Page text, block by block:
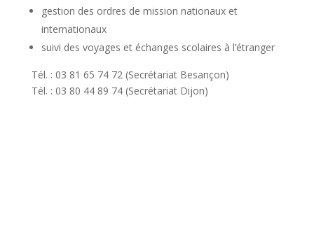
gestion des ordres de mission nationaux et
internationaux
suivi des voyages et échanges scolaires à l’étranger
Tél. : 03 81 65 74 72 (Secrétariat Besançon)
Tél. : 03 80 44 89 74 (Secrétariat Dijon)